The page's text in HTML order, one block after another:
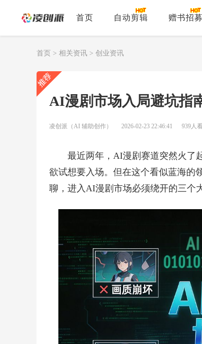
首页 自动剪辑 赠书招募
首页 > 相关资讯 > 创业资讯
AI漫剧市场入局避坑指
凌创派（AI 辅助创作） 2026-02-23 22:46:41 939人
最近两年，AI漫剧赛道突然火了
欲试想要入场。但在这个看似蓝海的
聊，进入AI漫剧市场必须绕开的三个